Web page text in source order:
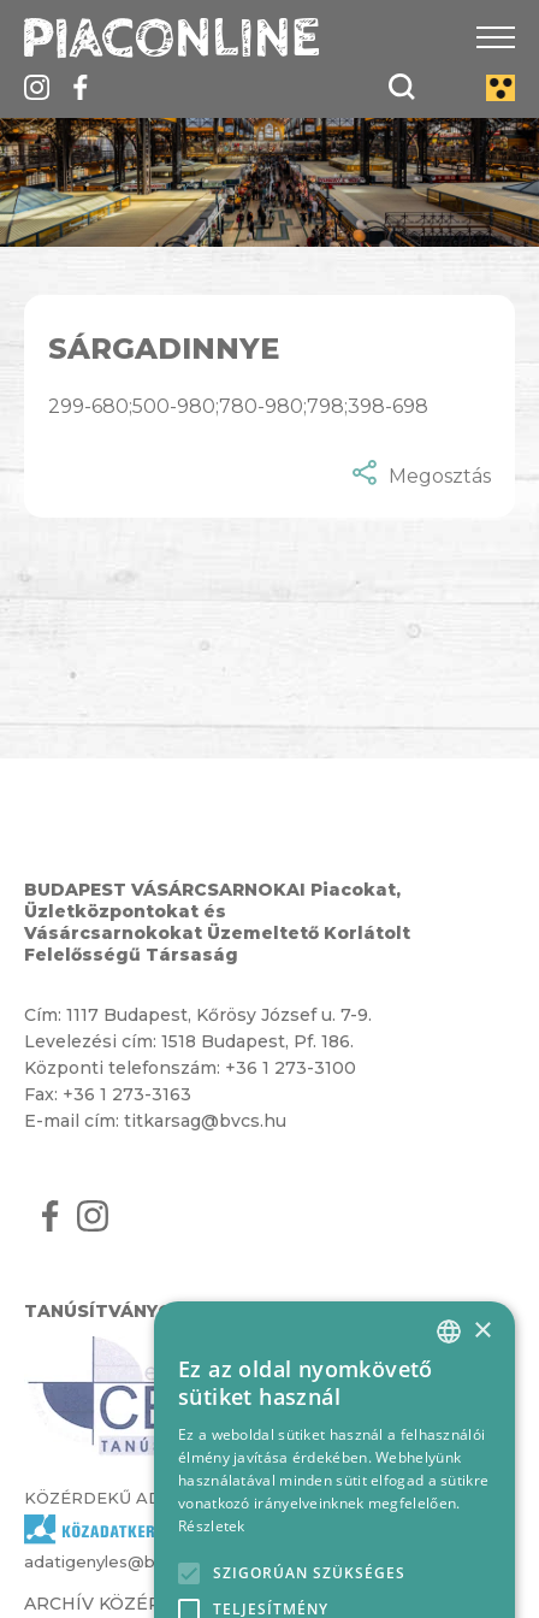
SÁRGADINNYE
299-680;500-980;780-980;798;398-698
Megosztás
BUDAPEST VÁSÁRCSARNOKAI Piacokat,
Üzletközpontokat és
Vásárcsarnokokat Üzemeltető Korlátolt
Felelősségű Társaság
Cím: 1117 Budapest, Kőrösy József u. 7-9.
Levelezési cím: 1518 Budapest, Pf. 186.
Központi telefonszám: +36 1 273-3100
Fax: +36 1 273-3163
E-mail cím: titkarsag@bvcs.hu
TANÚSÍTVÁNYOK
KÖZÉRDEKŰ ADATOK
adatigenyles@bvcs.hu
ARCHÍV KÖZÉRDEKŰ ADATOK –
HUNGARIAN
×
Ez az oldal nyomkövető
sütiket használ
Ez a weboldal sütiket használ a felhasználói
élmény javítása érdekében. Webhelyünk
használatával minden sütit elfogad a sütikre
vonatkozó irányelveinknek megfelelően.
Részletek
SZIGORÚAN SZÜKSÉGES
TELJESÍTMÉNY